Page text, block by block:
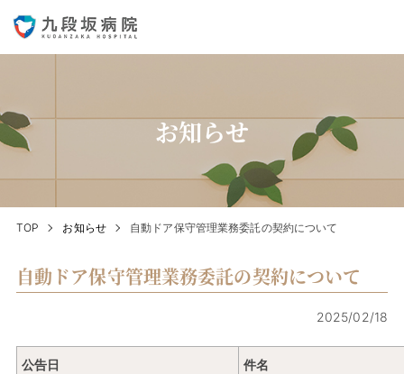
お知らせ
TOP お知らせ 自動ドア保守管理業務委託の契約について
自動ドア保守管理業務委託の契約について
2025/02/18
公告日 件名